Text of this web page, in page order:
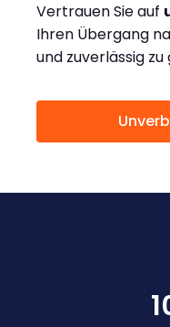
Vertrauen Sie auf
Ihren Übergang
und zuverlässig